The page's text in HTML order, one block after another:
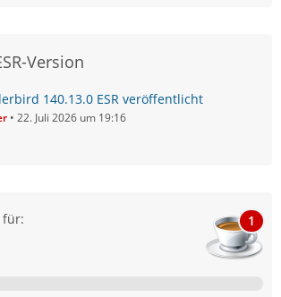
Version
140.13.0 ESR veröffentlicht
22. Juli 2026 um 19:16
für: 1